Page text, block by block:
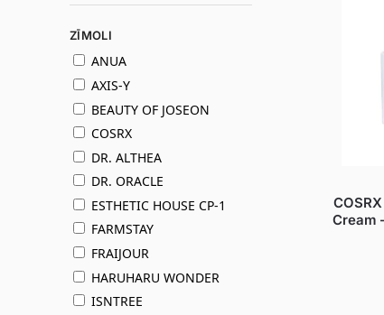
Cream
ZĪMOLI
ANUA
AXIS-Y
BEAUTY OF JOSEON
COSRX
DR. ALTHEA
DR. ORACLE
ESTHETIC HOUSE CP-1
FARMSTAY
FRAIJOUR
HARUHARU WONDER
ISNTREE